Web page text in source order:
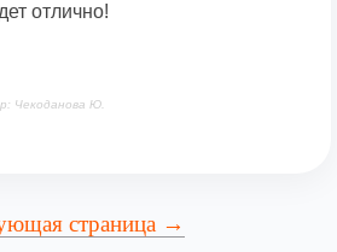
отлично!
Чекоданова Ю.
страница →